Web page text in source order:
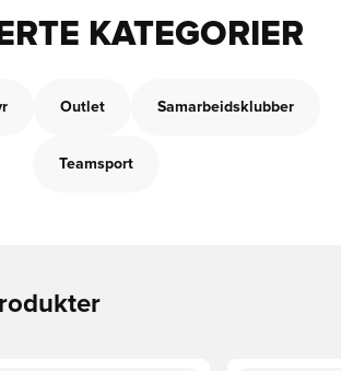
KATEGORIER
Outlet Samarbeidsklubber
Teamsport